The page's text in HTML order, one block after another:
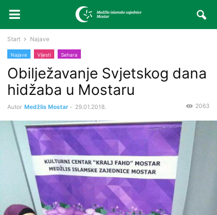
Start Najave
Najave Vijesti Sehara
Obilježavanje Svjetskog dana
hidžaba u Mostaru
Autor Medžlis Mostar - 29.01.2018. 2063